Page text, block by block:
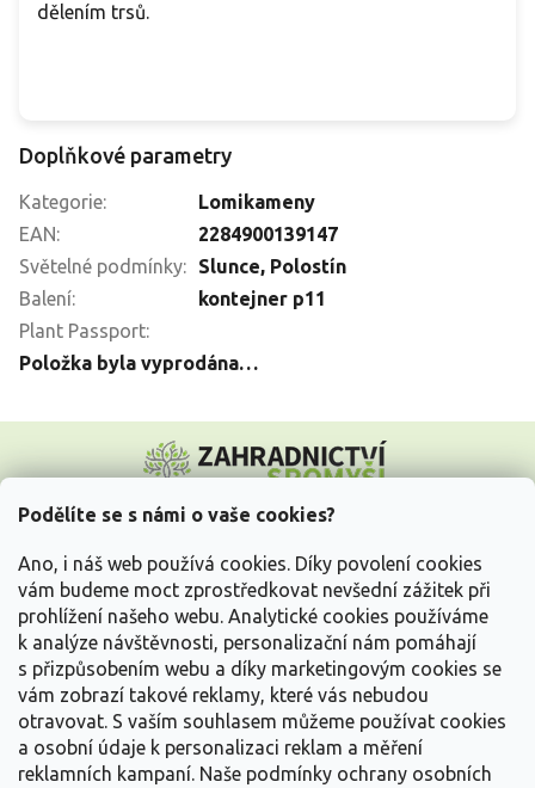
Podělíte se s námi o vaše cookies?
Ano, i náš web používá cookies. Díky povolení cookies
vám budeme moct zprostředkovat nevšední zážitek při
prohlížení našeho webu. Analytické cookies používáme
k analýze návštěvnosti, personalizační nám pomáhají
s přizpůsobením webu a díky marketingovým cookies se
vám zobrazí takové reklamy, které vás nebudou
otravovat. S vaším souhlasem můžeme používat cookies
a osobní údaje k personalizaci reklam a měření
reklamních kampaní. Naše podmínky ochrany osobních
dělením trsů.
Doplňkové parametry
Kategorie:
Lomikameny
EAN:
2284900139147
Světelné podmínky: Slunce, Polostín
Balení:
kontejner p11
Plant Passport:
Položka byla vyprodána…
p
Vše o nákupu
Informace pro Vás
Kontakujte nás